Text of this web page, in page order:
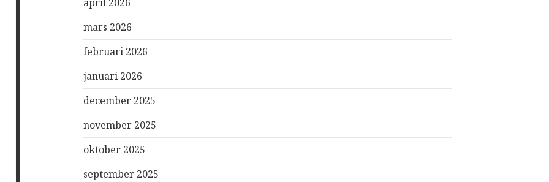
mars 2026
februari 2026
januari 2026
december 2025
november 2025
oktober 2025
september 2025